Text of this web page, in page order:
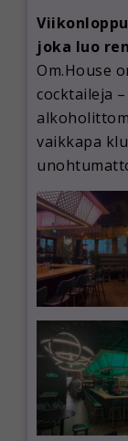
joka luo
Om.House
cocktaileja
vaikkapa